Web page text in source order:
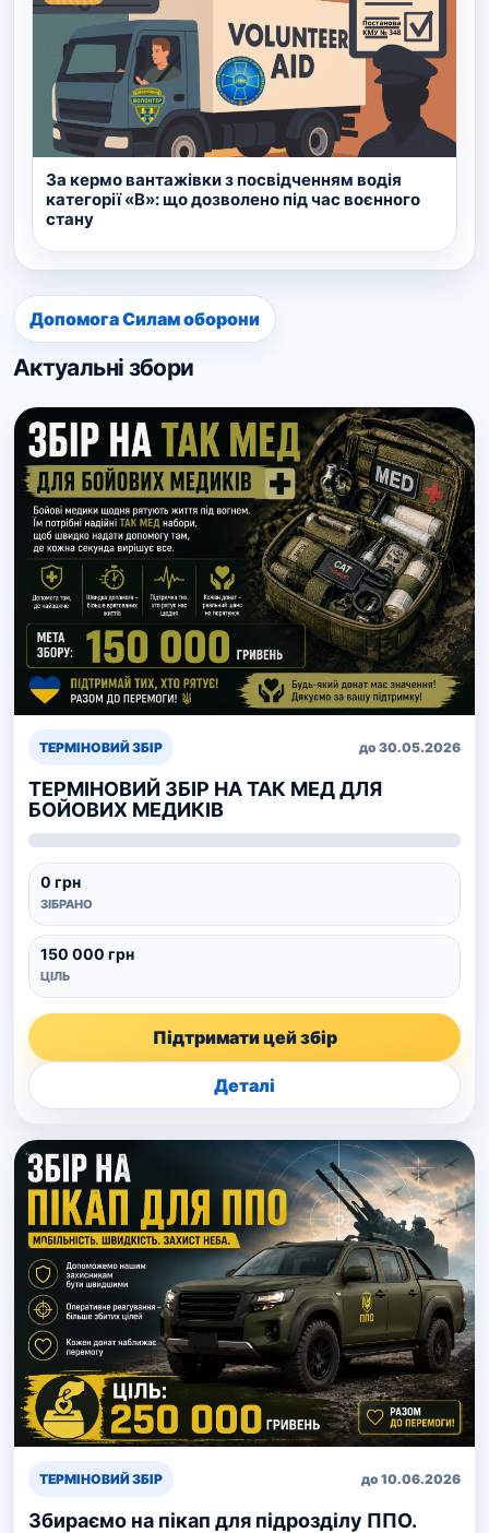
За кермо вантажівки з посвідченням водія
категорії «В»: що дозволено під час воєнного
стану
Допомога Силам оборони
Актуальні збори
ТЕРМІНОВИЙ ЗБІР до 30.05.2026
ТЕРМІНОВИЙ ЗБІР НА ТАК МЕД ДЛЯ
БОЙОВИХ МЕДИКІВ
0 грн
ЗІБРАНО
150 000 грн
ЦІЛЬ
Підтримати цей збір
Деталі
ТЕРМІНОВИЙ ЗБІР до 10.06.2026
Збираємо на пікап для підрозділу ППО.